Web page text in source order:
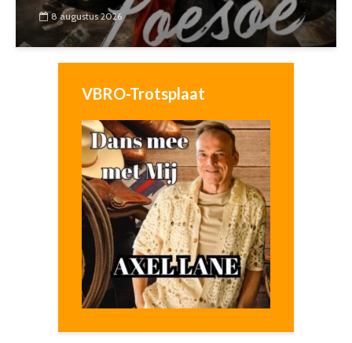
8 augustus 2026
VBRO-Trotsplaat